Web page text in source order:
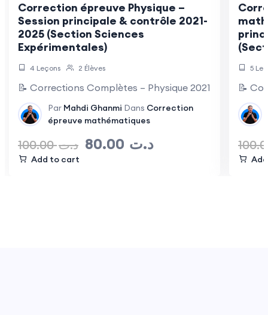
Correction épreuve Physique –
Session principale & contrôle 2021-
2025 (Section Sciences
Expérimentales)
4 Leçons 2 Élèves
📝 Corrections Complètes – Physique 2021-2025 🎯 📚
Par Mahdi Ghanmi Dans Correction
épreuve mathématiques
100.00د.ت 80.00 د.ت
Add to cart
5
📝